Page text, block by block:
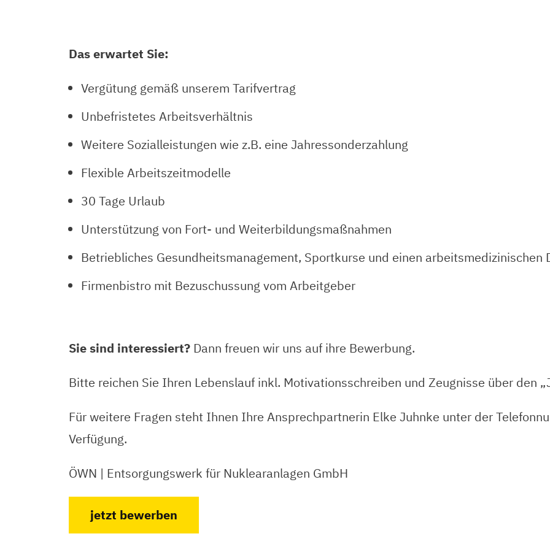
Das erwartet Sie:
Vergütung gemäß unserem Tarifvertrag
Unbefristetes Arbeitsverhältnis
Weitere Sozialleistungen wie z.B. eine Jahressonderzahlung
Flexible Arbeitszeitmodelle
30 Tage Urlaub
Unterstützung von Fort- und Weiterbildungsmaßnahmen
Betriebliches Gesundheitsmanagement, Sportkurse und einen arbeitsmedizinischen
Firmenbistro mit Bezuschussung vom Arbeitgeber
Sie sind interessiert? Dann freuen wir uns auf ihre Bewerbung.
Bitte reichen Sie Ihren Lebenslauf inkl. Motivationsschreiben und Zeugnisse über den
Für weitere Fragen steht Ihnen Ihre Ansprechpartnerin Elke Juhnke unter der
Verfügung.
ÖWN | Entsorgungswerk für Nuklearanlagen GmbH
jetzt bewerben